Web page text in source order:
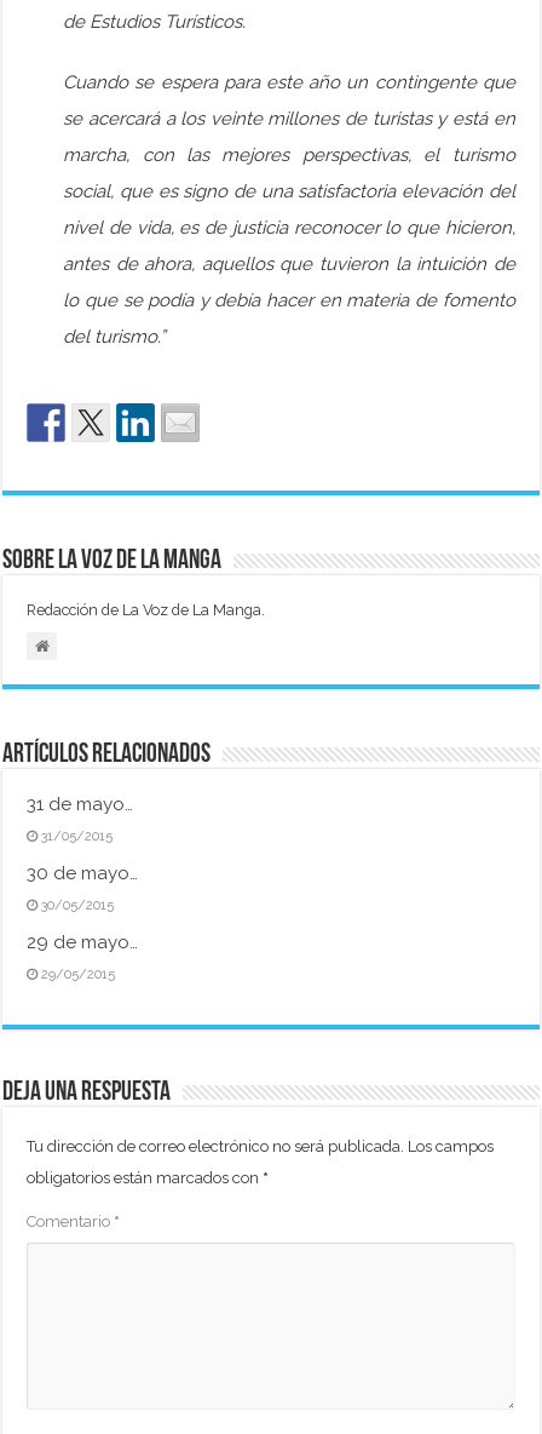
de Estudios Turísticos.
Cuando se espera para este año un contingente que
se acercará a los veinte millones de turistas y está en
marcha, con las mejores perspectivas, el turismo
social, que es signo de una satisfactoria elevación del
nivel de vida, es de justicia reconocer lo que hicieron,
antes de ahora, aquellos que tuvieron la intuición de
lo que se podía y debía hacer en materia de fomento
del turismo.”
Sobre La Voz de La Manga
Redacción de La Voz de La Manga.
Artículos relacionados
31 de mayo…
31/05/2015
30 de mayo…
30/05/2015
29 de mayo…
29/05/2015
Deja una respuesta
Tu dirección de correo electrónico no será publicada. Los campos
obligatorios están marcados con *
Comentario *